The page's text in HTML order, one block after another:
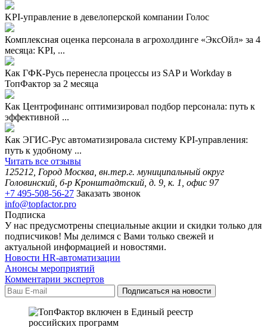
KPI-управление в девелоперской компании Голос
Комплексная оценка персонала в агрохолдинге «ЭксОйл» за 4
месяца: KPI, ...
Как ГФК-Русь перенесла процессы из SAP и Workday в
ТопФактор за 2 месяца
Как Центрофинанс оптимизировал подбор персонала: путь к
эффективной ...
Как ЭГИС-Рус автоматизировала систему KPI-управления:
путь к удобному ...
Читать все отзывы
125212, Город Москва, вн.тер.г. муниципальный округ
Головинский, б-р Кронштадтский, д. 9, к. 1, офис 97
+7 495-508-56-27 Заказать звонок
info@topfactor.pro
Подписка
У нас предусмотрены специальные акции и скидки только для
подписчиков! Мы делимся с Вами только свежей и
актуальной информацией и новостями.
Новости HR-автоматизации
Анонсы мероприятий
Комментарии экспертов